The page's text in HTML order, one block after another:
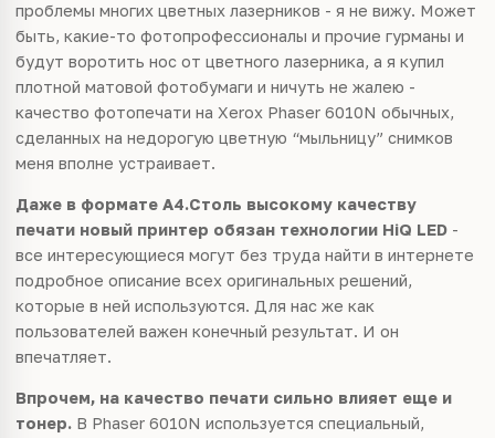
проблемы многих цветных лазерников - я не вижу. Может
быть, какие-то фотопрофессионалы и прочие гурманы и
будут воротить нос от цветного лазерника, а я купил
плотной матовой фотобумаги и ничуть не жалею -
качество фотопечати на Xerox Phaser 6010N обычных,
сделанных на недорогую цветную “мыльницу” снимков
меня вполне устраивает.
Даже в формате A4.Столь высокому качеству
печати новый принтер обязан технологии HiQ LED -
все интересующиеся могут без труда найти в интернете
подробное описание всех оригинальных решений,
которые в ней используются. Для нас же как
пользователей важен конечный результат. И он
впечатляет.
Впрочем, на качество печати сильно влияет еще и
тонер. В Phaser 6010N используется специальный,